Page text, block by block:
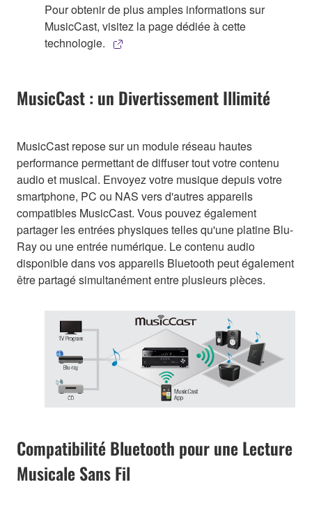
Pour obtenir de plus amples informations sur
MusicCast, visitez la page dédiée à cette
technologie.
MusicCast : un Divertissement Illimité
MusicCast repose sur un module réseau hautes
performance permettant de diffuser tout votre contenu
audio et musical. Envoyez votre musique depuis votre
smartphone, PC ou NAS vers d'autres appareils
compatibles MusicCast. Vous pouvez également
partager les entrées physiques telles qu'une platine Blu-
Ray ou une entrée numérique. Le contenu audio
disponible dans vos appareils Bluetooth peut également
être partagé simultanément entre plusieurs pièces.
Compatibilité Bluetooth pour une Lecture
Musicale Sans Fil